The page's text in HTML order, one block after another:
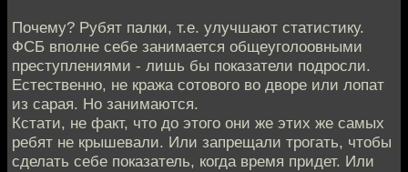
Почему? Рубят палки, т.е. улучшают статистику.
ФСБ вполне себе занимается общеуголоовными
преступлениями - лишь бы показатели подросли.
Естественно, не кража сотового во дворе или лопат
из сарая. Но занимаются.
Кстати, не факт, что до этого они же этих же самых
ребят не крышевали. Или запрещали трогать, чтобы
сделать себе показатель, когда время придет. Или